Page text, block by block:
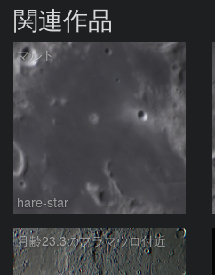
関連作品
マルト
hare-star
月齢23.3のフラマウロ付近